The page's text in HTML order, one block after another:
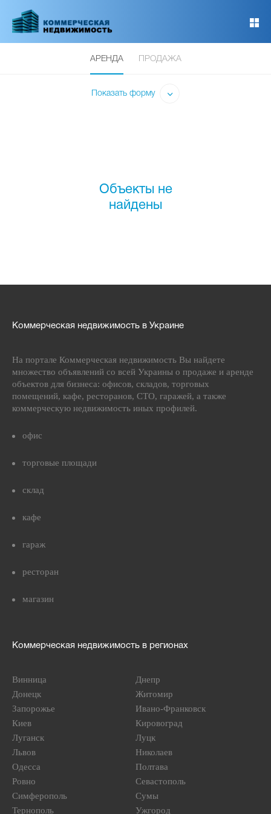
основному
АРЕНДА ПРОДАЖА
Показать форму
Объекты не
найдены
Коммерческая недвижимость в Украине
На портале Коммерческая недвижимость Вы найдете
множество объявлений со всей Украины о продаже и аренде
объектов для бизнеса: офисов, складов, торговых
помещений, кафе, ресторанов, СТО, гаражей, а также
коммерческую недвижимость иных профилей.
офис
торговые площади
склад
кафе
гараж
ресторан
магазин
Коммерческая недвижимость в регионах
Винница
Днепр
Донецк
Житомир
Запорожье
Ивано-Франковск
Киев
Кировоград
Луганск
Луцк
Львов
Николаев
Одесса
Полтава
Ровно
Севастополь
Симферополь
Сумы
Тернополь
Ужгород